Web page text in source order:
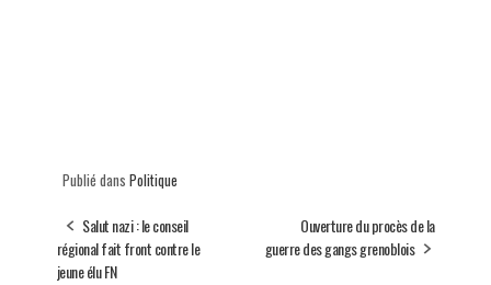
Publié dans Politique
Salut nazi : le conseil
régional fait front contre le
jeune élu FN
Ouverture du procès de la
guerre des gangs grenoblois